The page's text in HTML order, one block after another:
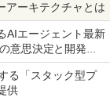
アーキテクチャとは
AIエージェント最新
思決定と開発を
る「スタック型プ
供